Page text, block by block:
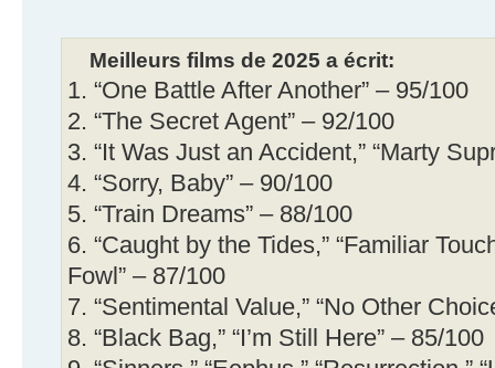
Meilleurs films de 2025 a écrit:
1. “One Battle After Another” – 95/100
2. “The Secret Agent” – 92/100
3. “It Was Just an Accident,” “Marty
4. “Sorry, Baby” – 90/100
5. “Train Dreams” – 88/100
6. “Caught by the Tides,” “Familiar
Fowl” – 87/100
7. “Sentimental Value,” “No Other
8. “Black Bag,” “I’m Still Here” – 85/100